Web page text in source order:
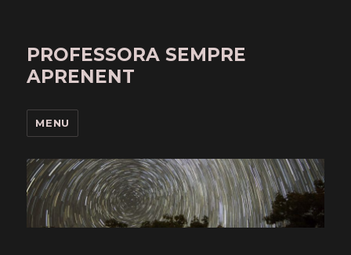
PROFESSORA SEMPRE
APRENENT
MENU